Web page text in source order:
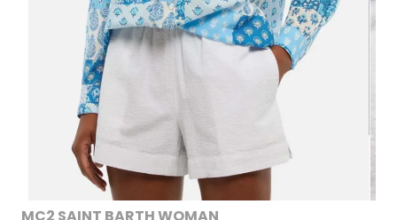
MC2 SAINT BARTH WOMAN